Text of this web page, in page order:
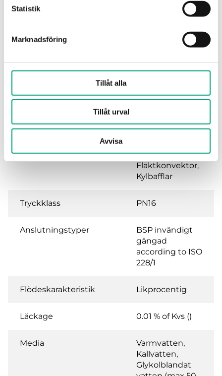
Statistik
Marknadsföring
Tillåt alla
Tillåt urval
Avvisa
Specifikationer för PCMTV DN32-50 -
Tryckoberoende reglerventil med
Användningsområden
Värme,
Fläktkonvektor,
Kylbafflar
Tryckklass PN16
Anslutningstyper
BSP invändigt
gängad
according to ISO
228/1
Flödeskarakteristik Likprocentig
Läckage 0.01 % of Kvs ()
Media
Varmvatten,
Kallvatten,
Glykolblandat